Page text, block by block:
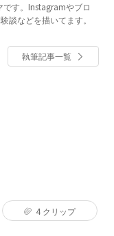
す。Instagramやブロ
談などを描いてます。
執筆記事一覧
4 クリップ